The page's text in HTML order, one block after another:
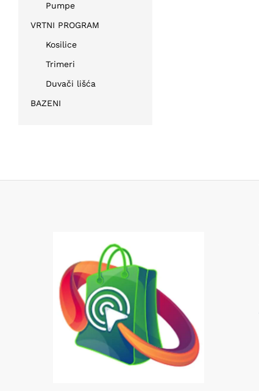
Pumpe
VRTNI PROGRAM
Kosilice
Trimeri
Duvači lišća
BAZENI